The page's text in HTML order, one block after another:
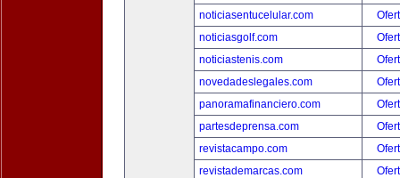
noticiasentucelular.com
noticiasgolf.com
noticiastenis.com
novedadeslegales.com
panoramafinanciero.com
partesdeprensa.com
revistacampo.com
revistademarcas.com